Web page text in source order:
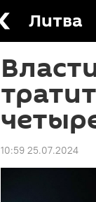
Литва
10:59 25.07.2024